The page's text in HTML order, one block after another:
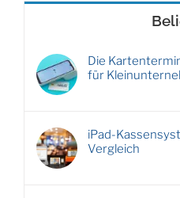
Die
für
iPad-
Vergleich